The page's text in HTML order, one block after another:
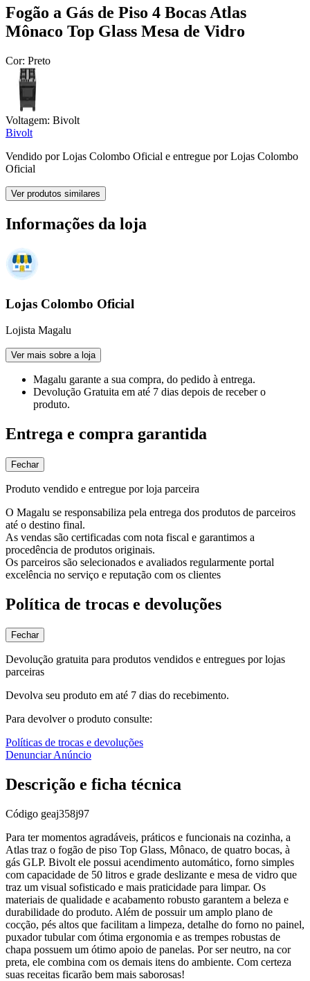
Fogão a Gás de Piso 4 Bocas Atlas
Mônaco Top Glass Mesa de Vidro
Cor: Preto
Voltagem: Bivolt
Bivolt
Vendido porLojas Colombo Oficial e entregue por Lojas Colombo
Oficial
Ver produtos similares
Informações da loja
Lojas Colombo Oficial
Lojista Magalu
Ver mais sobre a loja
Magalu garante a sua compra, do pedido à entrega.
Devolução Gratuita em até 7 dias depois de receber o
produto.
Entrega e compra garantida
Fechar
Produto vendido e entregue por loja parceira
O Magalu se responsabiliza pela entrega dos produtos de parceiros
até o destino final.
As vendas são certificadas com nota fiscal e garantimos a
procedência de produtos originais.
Os parceiros são selecionados e avaliados regularmente portal
excelência no serviço e reputação com os clientes
Política de trocas e devoluções
Fechar
Devolução gratuita para produtos vendidos e entregues por lojas
parceiras
Devolva seu produto em até 7 dias do recebimento.
Para devolver o produto consulte:
Políticas de trocas e devoluções
Denunciar Anúncio
Descrição e ficha técnica
Código geaj358j97
Para ter momentos agradáveis, práticos e funcionais na cozinha, a
Atlas traz o fogão de piso Top Glass, Mônaco, de quatro bocas, à
gás GLP. Bivolt ele possui acendimento automático, forno simples
com capacidade de 50 litros e grade deslizante e mesa de vidro que
traz um visual sofisticado e mais praticidade para limpar. Os
materiais de qualidade e acabamento robusto garantem a beleza e
durabilidade do produto. Além de possuir um amplo plano de
cocção, pés altos que facilitam a limpeza, detalhe do forno no painel,
puxador tubular com ótima ergonomia e as trempes robustas de
chapa possuem um ótimo apoio de panelas. Por ser neutro, na cor
preta, ele combina com os demais itens do ambiente. Com certeza
suas receitas ficarão bem mais saborosas!